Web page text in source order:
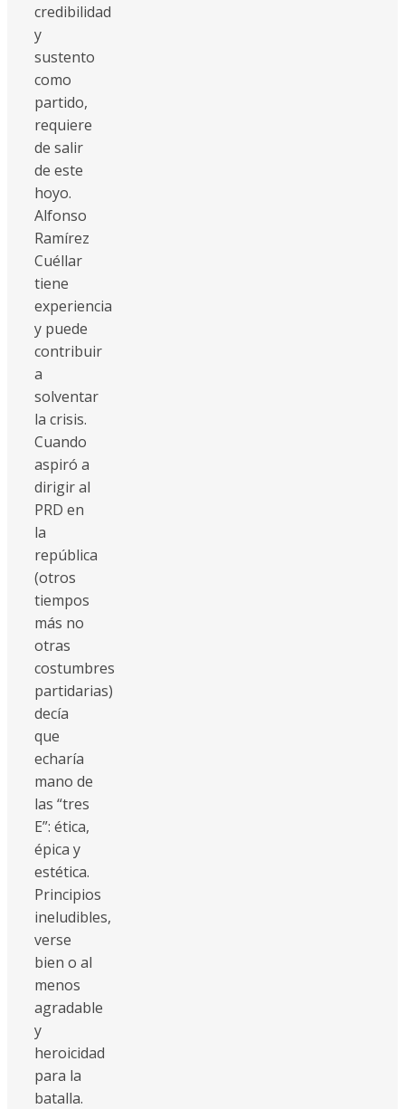
credibilidad
y
sustento
como
partido,
requiere
de salir
de este
hoyo.
Alfonso
Ramírez
Cuéllar
tiene
experiencia
y puede
contribuir
a
solventar
la crisis.
Cuando
aspiró a
dirigir al
PRD en
la
república
(otros
tiempos
más no
otras
costumbres
partidarias)
decía
que
echaría
mano de
las “tres
E”: ética,
épica y
estética.
Principios
ineludibles,
verse
bien o al
menos
agradable
y
heroicidad
para la
batalla.